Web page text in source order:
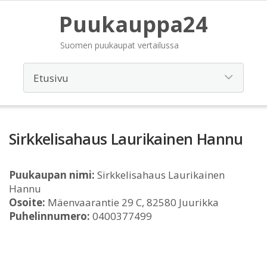
Puukauppa24
Suomen puukaupat vertailussa
Sirkkelisahaus Laurikainen Hannu
Puukaupan nimi: Sirkkelisahaus Laurikainen
Hannu
Osoite: Mäenvaarantie 29 C, 82580 Juurikka
Puhelinnumero: 0400377499